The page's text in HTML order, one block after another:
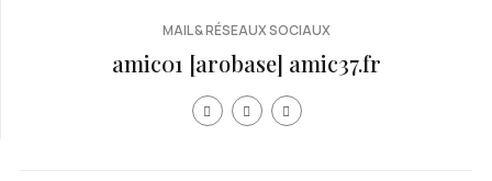
MAIL & RÉSEAUX SOCIAUX
amic01 [arobase] amic37.fr